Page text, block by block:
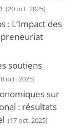
(20 oct. 2025)
: L’Impact des
soutiens
oct. 2025)
sur
: résultats
(17 oct. 2025)